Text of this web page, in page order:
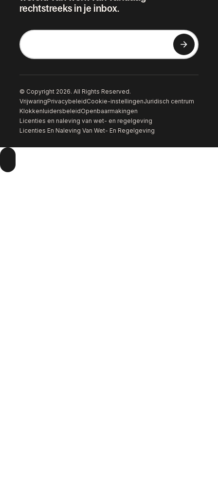
rechtstreeks in je inbox.
© Copyright 2026. All Rights Reserved.
VrijwaringPrivacybeleidCookie-instellingenJuridisch centrum
KlokkenluidersbeleidOpenbaarmakingen
Licenties en naleving van wet- en regelgeving
Licenties En Naleving Van Wet- En Regelgeving